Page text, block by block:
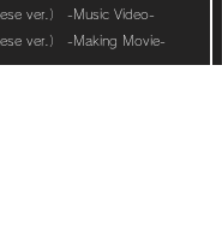
ver.） -Music Video-
ver.） -Making Movie-